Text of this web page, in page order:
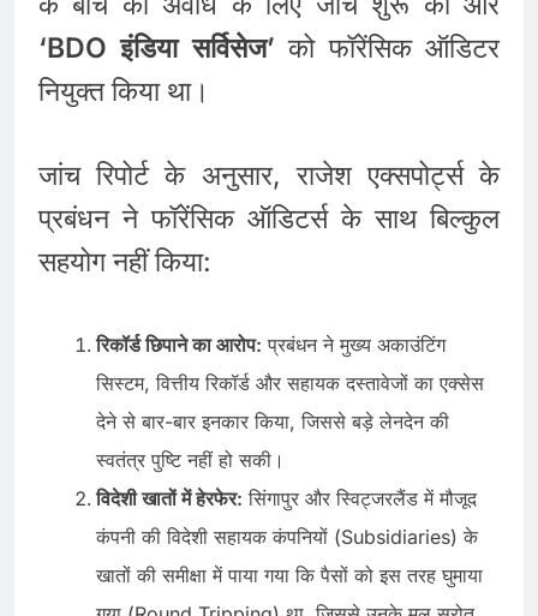
‘BDO इंडिया सर्विसेज’ को फॉरेंसिक ऑडिटर
नियुक्त किया था।
जांच रिपोर्ट के अनुसार, राजेश एक्सपोर्ट्स के
प्रबंधन ने फॉरेंसिक ऑडिटर्स के साथ बिल्कुल
सहयोग नहीं किया:
रिकॉर्ड छिपाने का आरोप: प्रबंधन ने मुख्य अकाउंटिंग
सिस्टम, वित्तीय रिकॉर्ड और सहायक दस्तावेजों का एक्सेस
देने से बार-बार इनकार किया, जिससे बड़े लेनदेन की
स्वतंत्र पुष्टि नहीं हो सकी।
विदेशी खातों में हेरफेर: सिंगापुर और स्विट्जरलैंड में मौजूद
कंपनी की विदेशी सहायक कंपनियों (Subsidiaries) के
खातों की समीक्षा में पाया गया कि पैसों को इस तरह घुमाया